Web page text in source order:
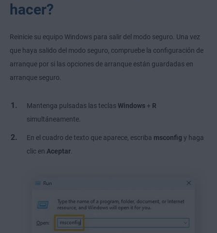
hacer?
Reinicie su equipo Windows para salir del modo seguro. Una vez
que haya salido del modo seguro, compruebe la configuración de
arranque por si las opciones de arranque están guardadas en
arranque seguro.
Mantenga pulsadas las teclas Windows + R
simultáneamente.
En el cuadro de texto que aparece, escriba msconfig y haga
clic en Aceptar.